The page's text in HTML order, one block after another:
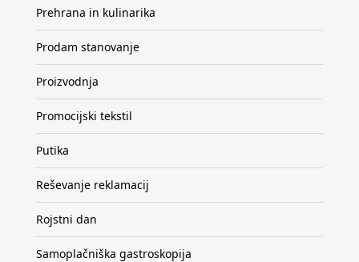
Prehrana in kulinarika
Prodam stanovanje
Proizvodnja
Promocijski tekstil
Putika
Reševanje reklamacij
Rojstni dan
Samoplačniška gastroskopija